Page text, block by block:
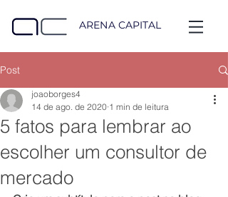
ARENA CAPITAL
Post
5 fatos para lembrar ao
escolher um consultor de
mercado
joaoborges4
14 de ago. de 2020 1 min de leitura